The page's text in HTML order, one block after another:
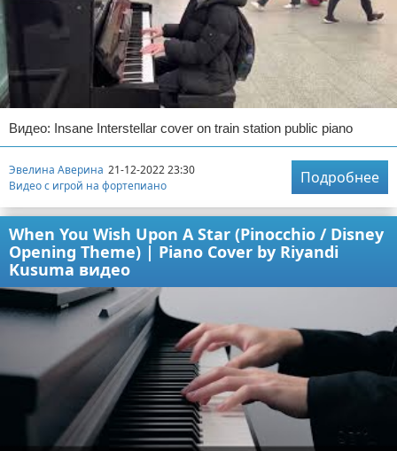
Видео: Insane Interstellar cover on train station public piano
Эвелина Аверина 21-12-2022 23:30
Видео с игрой на фортепиано
Подробнее
When You Wish Upon A Star (Pinocchio / Disney
Opening Theme) | Piano Cover by Riyandi
Kusuma видео